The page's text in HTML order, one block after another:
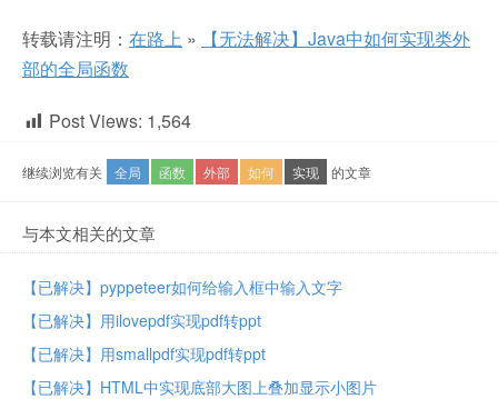
转载请注明： 在路上 »
【无法解决】Java中如何实现类外
部的全局函数
Post Views: 1,564
继续浏览有关 全局 函数 外部 如何 实现 的文章
与本文相关的文章
【已解决】pyppeteer如何给输入框中输入文字
【已解决】用ilovepdf实现pdf转ppt
【已解决】用smallpdf实现pdf转ppt
【已解决】HTML中实现底部大图上叠加显示小图片